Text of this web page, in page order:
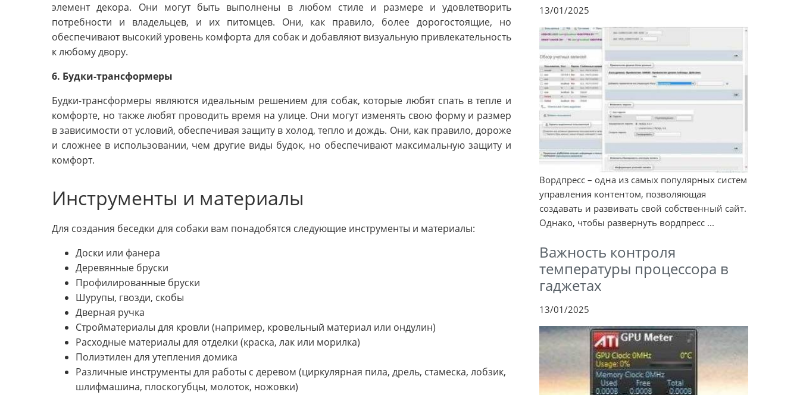
элемент декора. Они могут быть выполнены в любом стиле и размере и удовлетворить
потребности и владельцев, и их питомцев. Они, как правило, более дорогостоящие, но
обеспечивают высокий уровень комфорта для собак и добавляют визуальную привлекательность
к любому двору.
6. Будки-трансформеры
Будки-трансформеры являются идеальным решением для собак, которые любят спать в тепле и
комфорте, но также любят проводить время на улице. Они могут изменять свою форму и размер
в зависимости от условий, обеспечивая защиту в холод, тепло и дождь. Они, как правило, дороже
и сложнее в использовании, чем другие виды будок, но обеспечивают максимальную защиту и
комфорт.
Инструменты и материалы
Для создания беседки для собаки вам понадобятся следующие инструменты и материалы:
Доски или фанера
Деревянные бруски
Профилированные бруски
Шурупы, гвозди, скобы
Дверная ручка
Стройматериалы для кровли (например, кровельный материал или ондулин)
Расходные материалы для отделки (краска, лак или морилка)
Полиэтилен для утепления домика
Различные инструменты для работы с деревом (циркулярная пила, дрель, стамеска, лобзик,
шлифмашина, плоскогубцы, молоток, ножовки)
13/01/2025
Вордпресс – одна из самых популярных систем
управления контентом, позволяющая
создавать и развивать свой собственный сайт.
Однако, чтобы развернуть вордпресс ...
Важность контроля
температуры процессора в
гаджетах
13/01/2025